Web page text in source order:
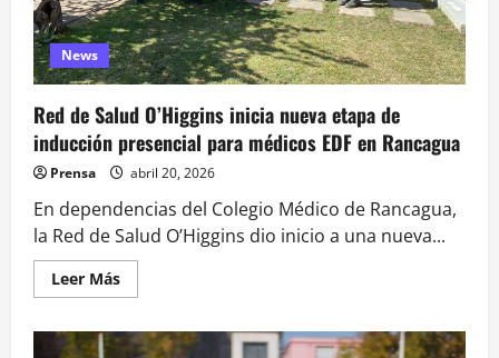
News
Red de Salud O’Higgins inicia nueva etapa de
inducción presencial para médicos EDF en Rancagua
Prensa abril 20, 2026
En dependencias del Colegio Médico de Rancagua,
la Red de Salud O’Higgins dio inicio a una nueva...
Leer MásLeer
más
Red